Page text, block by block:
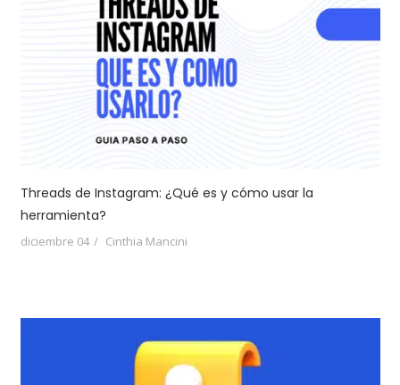
Threads de Instagram: ¿Qué es y cómo usar la
herramienta?
diciembre 04 Cinthia Mancini